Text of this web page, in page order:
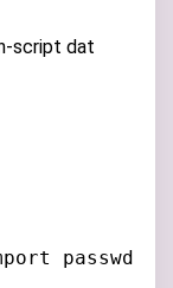
script dat
passwd